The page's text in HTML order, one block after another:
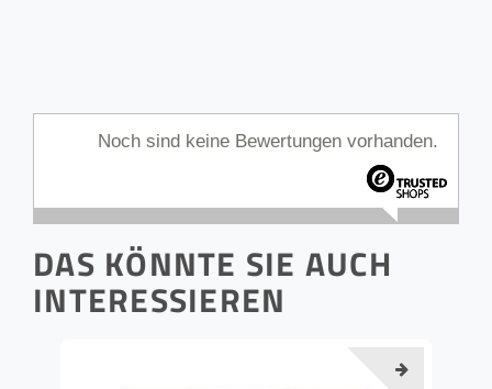
Noch sind keine Bewertungen vorhanden.
DAS KÖNNTE SIE AUCH
INTERESSIEREN